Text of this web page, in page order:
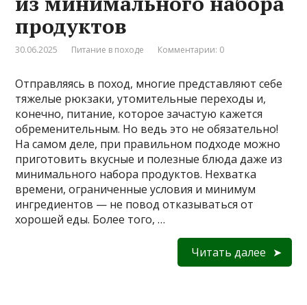
продуктов
30.06.2025 Питание в походе Комментарии: 0
Отправляясь в поход, многие представляют себе
тяжелые рюкзаки, утомительные переходы и,
конечно, питание, которое зачастую кажется
обременительным. Но ведь это не обязательно!
На самом деле, при правильном подходе можно
приготовить вкусные и полезные блюда даже из
минимального набора продуктов. Нехватка
времени, ограниченные условия и минимум
ингредиентов — не повод отказываться от
хорошей еды. Более того, …
Читать далее